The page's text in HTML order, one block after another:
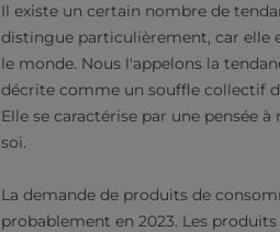
Il existe un certain nombre de
distingue particulièrement, car elle
le monde. Nous l'appelons la
décrite comme un souffle collectif
Elle se caractérise par une pensée
soi.
La demande de produits de
probablement en 2023. Les